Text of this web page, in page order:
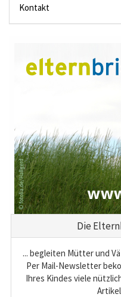
Kontakt
Die
... begleiten Mütter und
Per Mail-Newsletter
Ihres Kindes viele